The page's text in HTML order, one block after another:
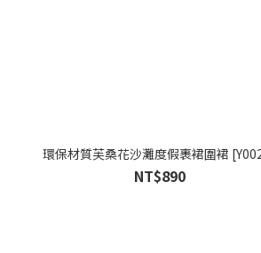
環保材質芙桑花沙灘度假裹裙圍裙
NT$890